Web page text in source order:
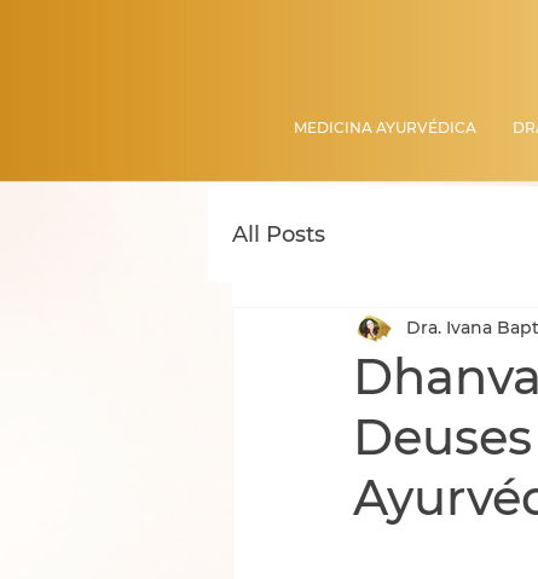
All Posts
Dra. Ivana
MEDICINA AYURVÉDICA